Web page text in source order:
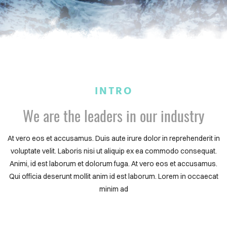
INTRO
We are the leaders in our industry
At vero eos et accusamus. Duis aute irure dolor in reprehenderit in
voluptate velit. Laboris nisi ut aliquip ex ea commodo consequat.
Animi, id est laborum et dolorum fuga. At vero eos et accusamus.
Qui officia deserunt mollit anim id est laborum. Lorem in occaecat
minim ad